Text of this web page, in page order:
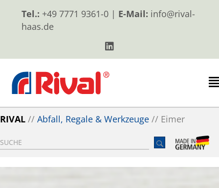
Tel.: +49 7771 9361-0 | E-Mail: info@rival-
haas.de
RIVAL // Abfall, Regale & Werkzeuge // Eimer